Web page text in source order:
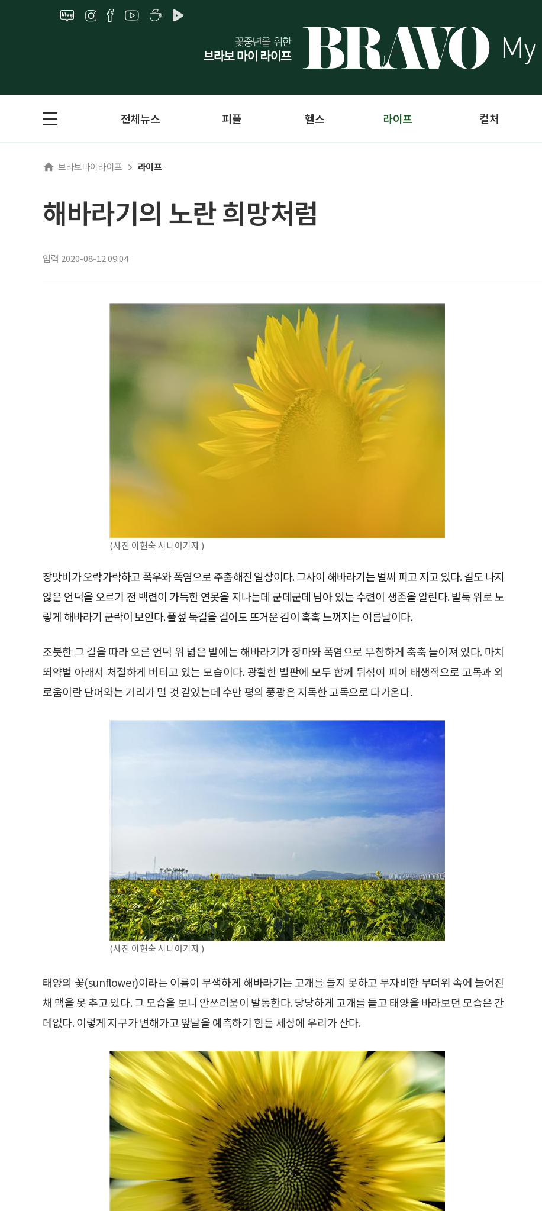
전체뉴스 피플 헬스 라이프 컬처
브라보마이라이프 라이프
해바라기의 노란 희망처럼
입력 2020-08-12 09:04
(사진 이현숙 시니어기자 )
장맛비가 오락가락하고 폭우와 폭염으로 주춤해진 일상이다. 그사이 해바라기는 벌써 피고 지고 있다. 길도 나지
않은 언덕을 오르기 전 백련이 가득한 연못을 지나는데 군데군데 남아 있는 수련이 생존을 알린다. 밭둑 위로 노
랗게 해바라기 군락이 보인다. 풀섶 둑길을 걸어도 뜨거운 김이 훅훅 느껴지는 여름날이다.
조붓한 그 길을 따라 오른 언덕 위 넓은 밭에는 해바라기가 장마와 폭염으로 무참하게 축축 늘어져 있다. 마치
뙤약볕 아래서 처절하게 버티고 있는 모습이다. 광활한 벌판에 모두 함께 뒤섞여 피어 태생적으로 고독과 외
로움이란 단어와는 거리가 멀 것 같았는데 수만 평의 풍광은 지독한 고독으로 다가온다.
(사진 이현숙 시니어기자 )
태양의 꽃(sunflower)이라는 이름이 무색하게 해바라기는 고개를 들지 못하고 무자비한 무더위 속에 늘어진
채 맥을 못 추고 있다. 그 모습을 보니 안쓰러움이 발동한다. 당당하게 고개를 들고 태양을 바라보던 모습은 간
데없다. 이렇게 지구가 변해가고 앞날을 예측하기 힘든 세상에 우리가 산다.